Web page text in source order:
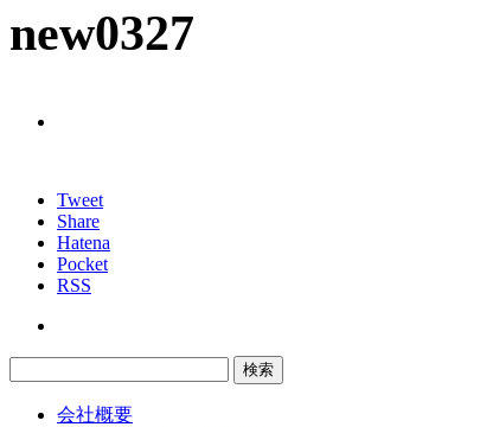
new0327
Tweet
Share
Hatena
Pocket
RSS
会社概要